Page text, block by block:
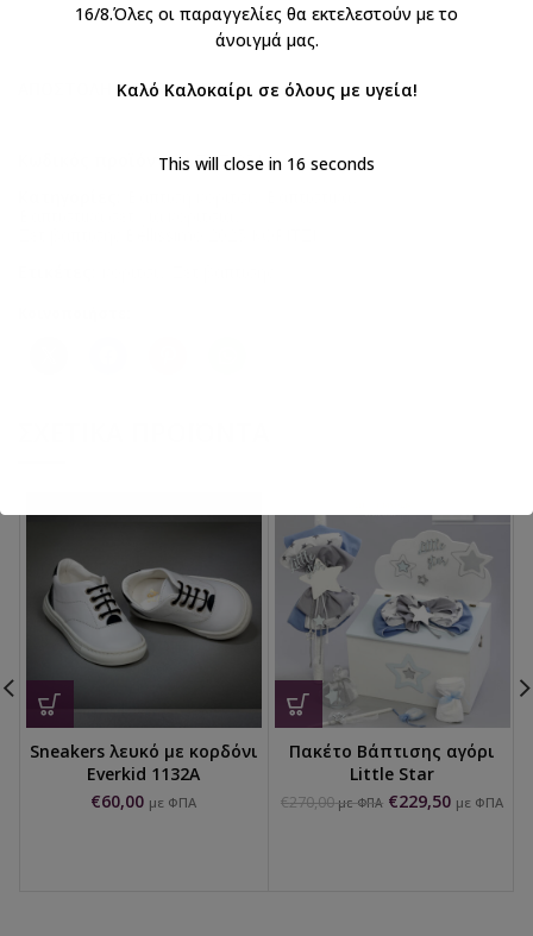
ΑΠΟΣΤΟΛΉ & ΠΑΡΆΔΟΣΗ
Κωδικός προϊόντος: ΣΔΣ-2516
Sneakers λευκό με κορδόνι
Everkid 1132A
€60,00 με ΦΠΑ
Πακέτο Βάπτισης αγόρι
Little Star
€270,00 με ΦΠΑ €229,50 με ΦΠΑ
16/8.Όλες οι παραγγελίες θα εκτελεστούν με το
άνοιγμά μας.
Καλό Καλοκαίρι σε όλους με υγεία!
This will close in 15 seconds